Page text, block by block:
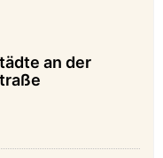
an der